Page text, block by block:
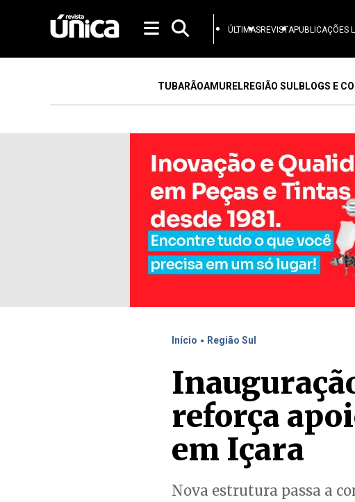
ÚLTIMASREVISTAPUBLICAÇÕES
TUBARÃOAMURELREGIÃO SULBLOGS E
Início . Região Sul
reforça
em Içara
Nova estrutura passa a